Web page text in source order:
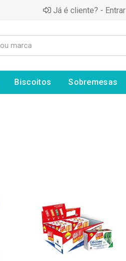
Já é cliente? - Entrar
Biscoitos Sobremesas